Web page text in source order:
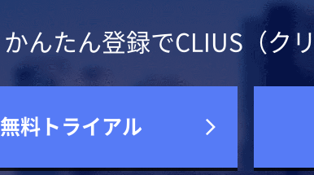
かんたん登録でCLIUS（ク
無料トライアル